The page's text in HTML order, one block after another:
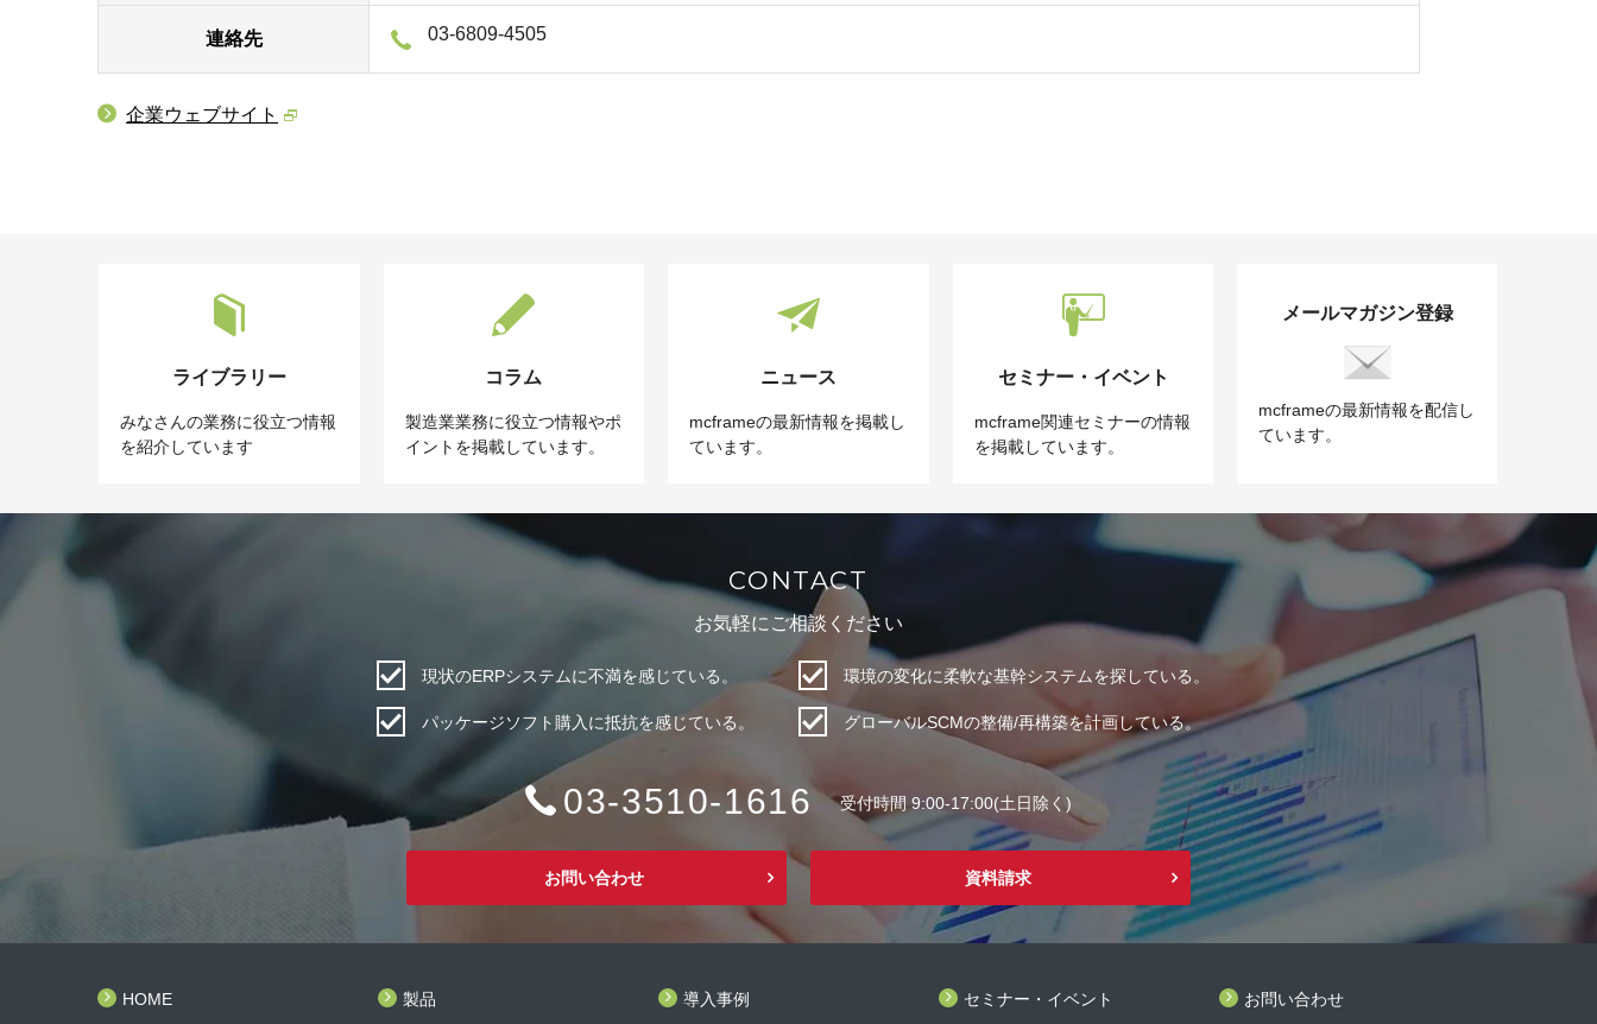
連絡先 03-6809-4505
企業ウェブサイト
ライブラリー
みなさんの業務に役立つ情報
を紹介しています
コラム
製造業業務に役立つ情報やポ
イントを掲載しています。
ニュース
mcframeの最新情報を掲載し
ています。
セミナー・イベント
mcframe関連セミナーの情報
を掲載しています。
メールマガジン登録
mcframeの最新情報を配信し
ています。
CONTACT
お気軽にご相談ください
現状のERPシステムに不満を感じている。 環境の変化に柔軟な基幹システムを探している。
パッケージソフト購入に抵抗を感じている。 グローバルSCMの整備/再構築を計画している。
03-3510-1616 受付時間 9:00-17:00(土日除く)
お問い合わせ 資料請求
HOME
製品 導入事例
セミナー・イベント
お問い合わせ